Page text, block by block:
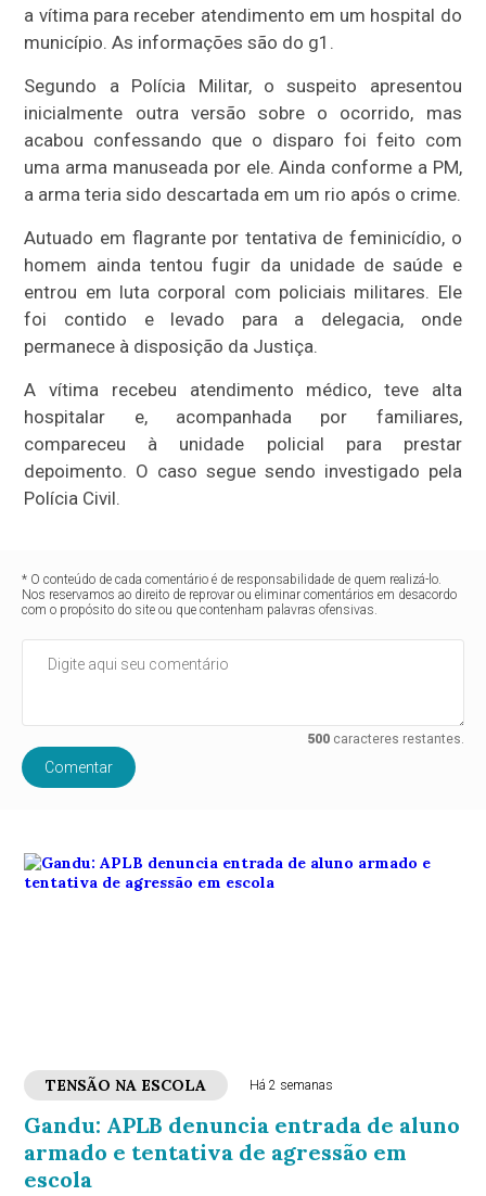
a vítima para receber atendimento em um hospital do
município. As informações são do g1.
Segundo a Polícia Militar, o suspeito apresentou
inicialmente outra versão sobre o ocorrido, mas
acabou confessando que o disparo foi feito com
uma arma manuseada por ele. Ainda conforme a PM,
a arma teria sido descartada em um rio após o crime.
Autuado em flagrante por tentativa de feminicídio, o
homem ainda tentou fugir da unidade de saúde e
entrou em luta corporal com policiais militares. Ele
foi contido e levado para a delegacia, onde
permanece à disposição da Justiça.
A vítima recebeu atendimento médico, teve alta
hospitalar e, acompanhada por familiares,
compareceu à unidade policial para prestar
depoimento. O caso segue sendo investigado pela
Polícia Civil.
* O conteúdo de cada comentário é de responsabilidade de quem realizá-lo.
Nos reservamos ao direito de reprovar ou eliminar comentários em desacordo
com o propósito do site ou que contenham palavras ofensivas.
500caracteres restantes.
Comentar
TENSÃO NA ESCOLA Há 2 semanas
Gandu: APLB denuncia entrada de aluno
armado e tentativa de agressão em
escola